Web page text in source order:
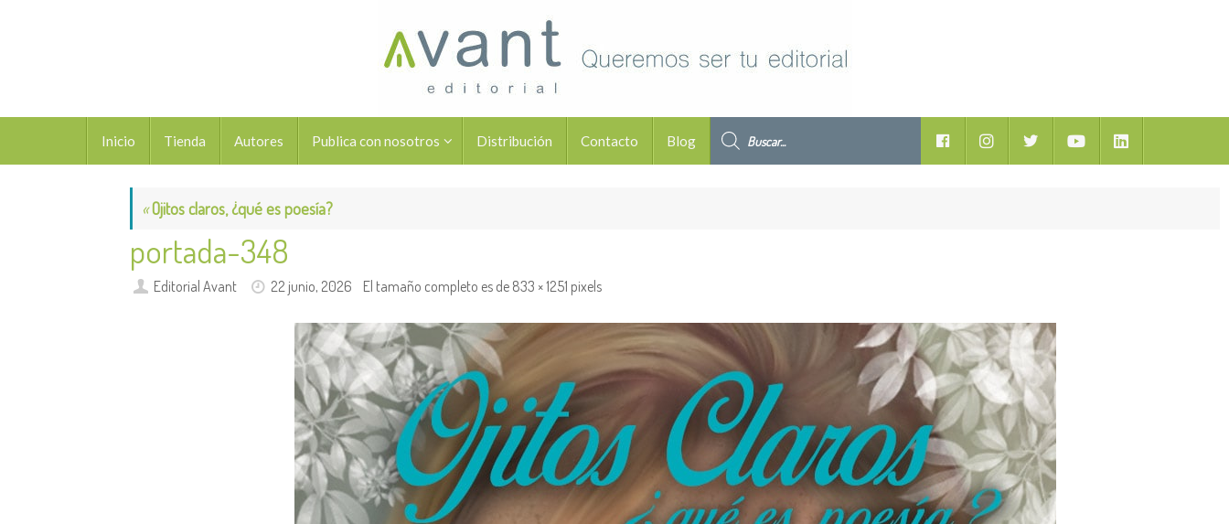
contenido
Inicio Tienda Autores Publica con nosotros Distribución Contacto Blog
Facebook YoutubeLinkedIn
«Ojitos claros, ¿qué es poesía?
portada-348
Editorial Avant 22 junio, 2026 El tamaño completo es de833 × 1251 pixels